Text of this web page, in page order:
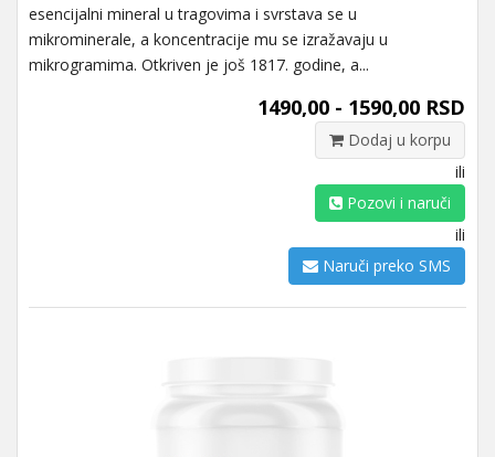
esencijalni mineral u tragovima i svrstava se u
mikrominerale, a koncentracije mu se izražavaju u
mikrogramima. Otkriven je još 1817. godine, a...
1490,00 - 1590,00 RSD
Dodaj u korpu
ili
Pozovi i naruči
ili
Naruči preko SMS